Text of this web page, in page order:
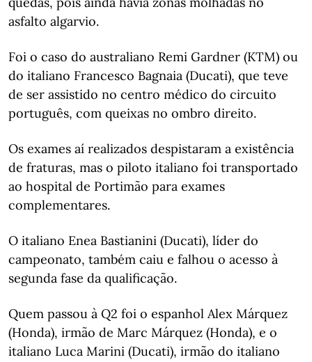
asfalto algarvio.
Foi o caso do australiano Remi Gardner (KTM) ou
do italiano Francesco Bagnaia (Ducati), que teve
de ser assistido no centro médico do circuito
português, com queixas no ombro direito.
Os exames aí realizados despistaram a existência
de fraturas, mas o piloto italiano foi transportado
ao hospital de Portimão para exames
complementares.
O italiano Enea Bastianini (Ducati), líder do
campeonato, também caiu e falhou o acesso à
segunda fase da qualificação.
Quem passou à Q2 foi o espanhol Alex Márquez
(Honda), irmão de Marc Márquez (Honda), e o
italiano Luca Marini (Ducati), irmão do italiano